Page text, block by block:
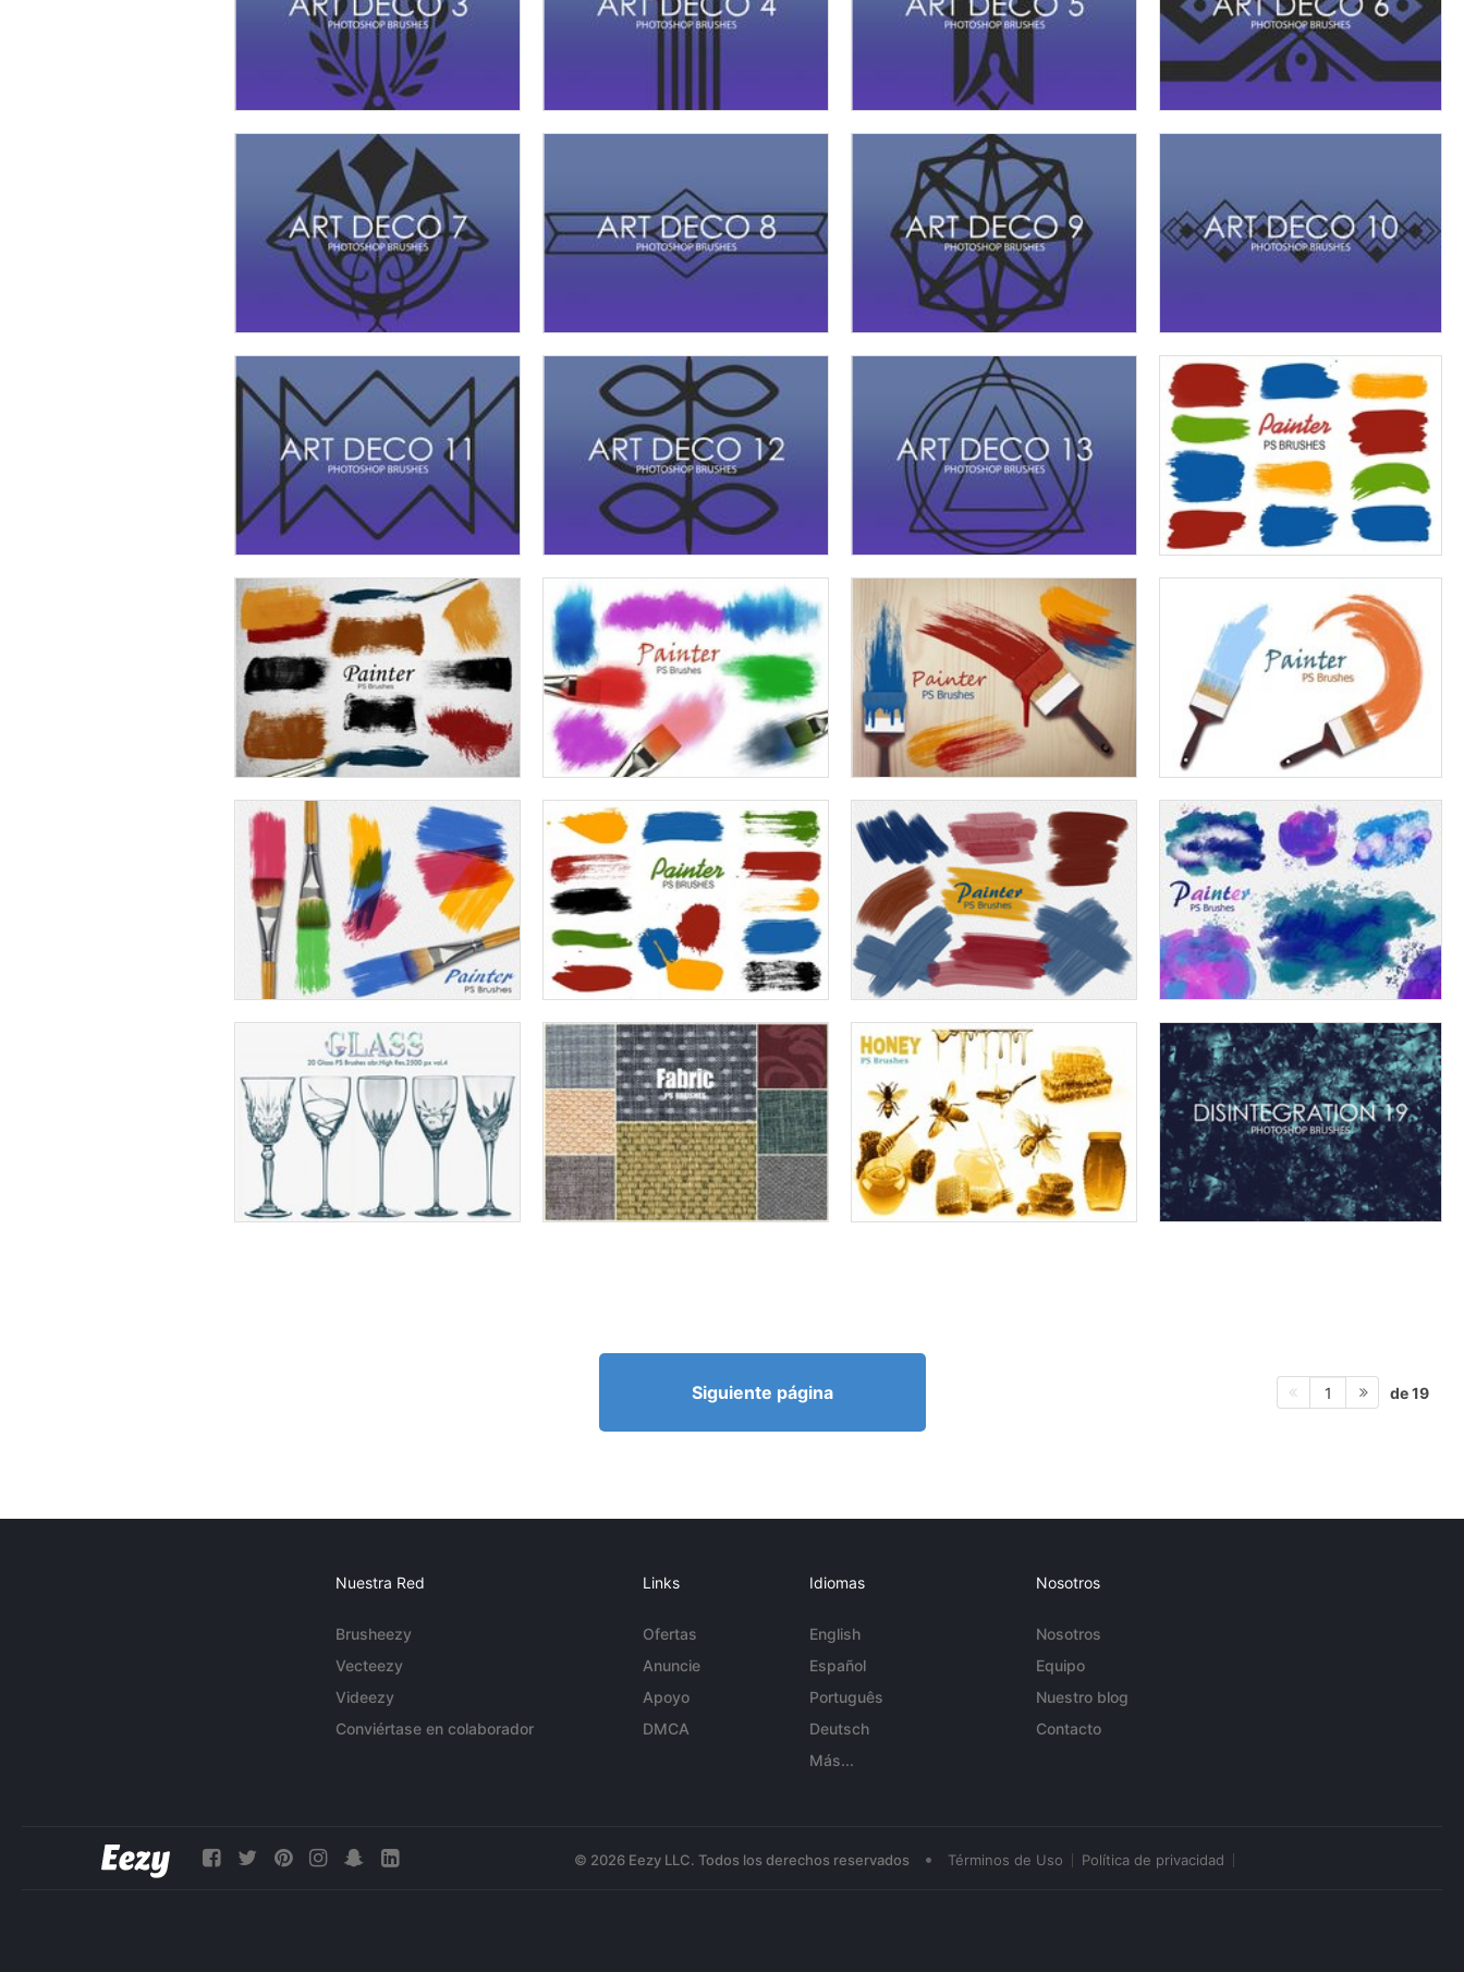
Siguiente página 1 de 19
Nuestra Red
Brusheezy
Vecteezy
Videezy
Conviértase en colaborador
Links
Ofertas
Anuncie
Apoyo
DMCA
Idiomas
English
Español
Português
Deutsch
Más...
Nosotros
Nosotros
Equipo
Nuestro blog
Contacto
© 2026 Eezy LLC. Todos los derechos reservados • Términos de Uso Política de privacidad